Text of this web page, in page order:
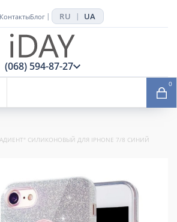
КонтактыБлог | RU | UA
(068) 594-87-27
0
СИЛИКОНОВЫЙ ДЛЯ IPHONE 7/8 СИНИЙ